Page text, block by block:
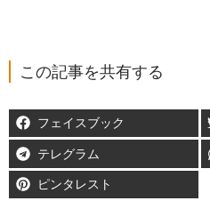
この記事を共有する
フェイスブック
テレグラム
ピンタレスト